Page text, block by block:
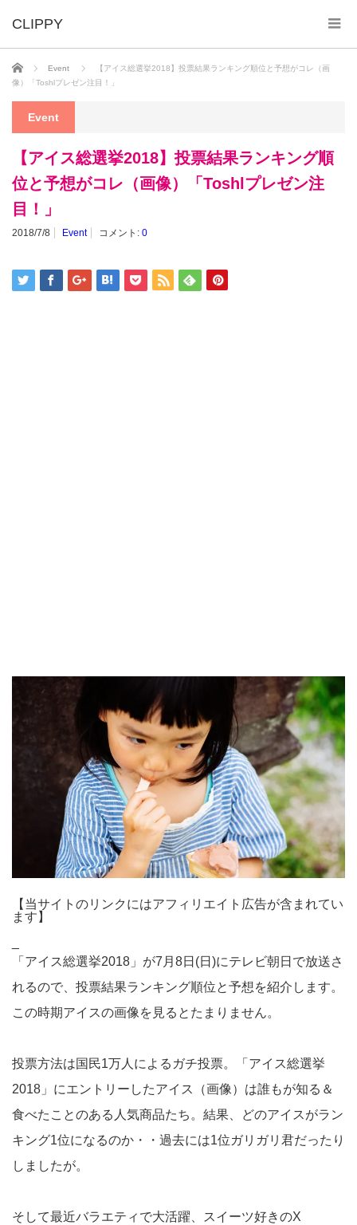
ホーム Event
【アイス総選挙2018】投票結果ランキング順位と予想がコレ（画
像）「Toshlプレゼン注目！」
Event
【アイス総選挙2018】投票結果ランキング順
位と予想がコレ（画像）「Toshlプレゼン注
目！」
2018/7/8 Event コメント: 0
【当サイトのリンクにはアフィリエイト広告が含まれてい
ます】
「アイス総選挙2018」が7月8日(日)にテレビ朝日で放送さ
れるので、投票結果ランキング順位と予想を紹介します。
この時期アイスの画像を見るとたまりません。
投票方法は国民1万人によるガチ投票。「アイス総選挙
2018」にエントリーしたアイス（画像）は誰もが知る＆
食べたことのある人気商品たち。結果、どのアイスがラン
キング1位になるのか・・過去には1位ガリガリ君だったり
しましたが。
そして最近バラエティで大活躍、スイーツ好きのX